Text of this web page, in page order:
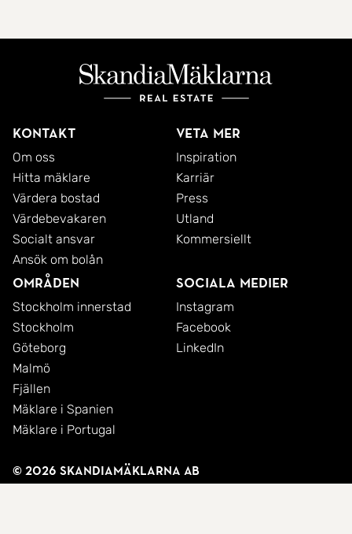
Kontakt
Om oss
Hitta mäklare
Värdera bostad
Värdebevakaren
Socialt ansvar
Ansök om bolån
Veta mer
Inspiration
Karriär
Press
Utland
Kommersiellt
Områden
Stockholm innerstad
Stockholm
Göteborg
Malmö
Fjällen
Mäklare i Spanien
Mäklare i Portugal
Sociala medier
Instagram
Facebook
LinkedIn
© 2026 SkandiaMäklarna AB